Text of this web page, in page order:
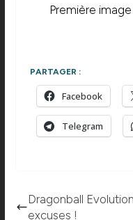
Première
PARTAGER :
Facebook
Telegram
Dragonball
excuses !